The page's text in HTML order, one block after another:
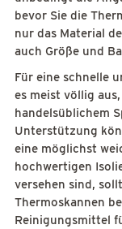
bevor Sie die
nur das Material
auch Größe und
Für eine schnelle
es meist völlig
handelsüblichem
Unterstützung
eine möglichst
hochwertigen
versehen sind,
Thermoskannen
Reinigungsmittel